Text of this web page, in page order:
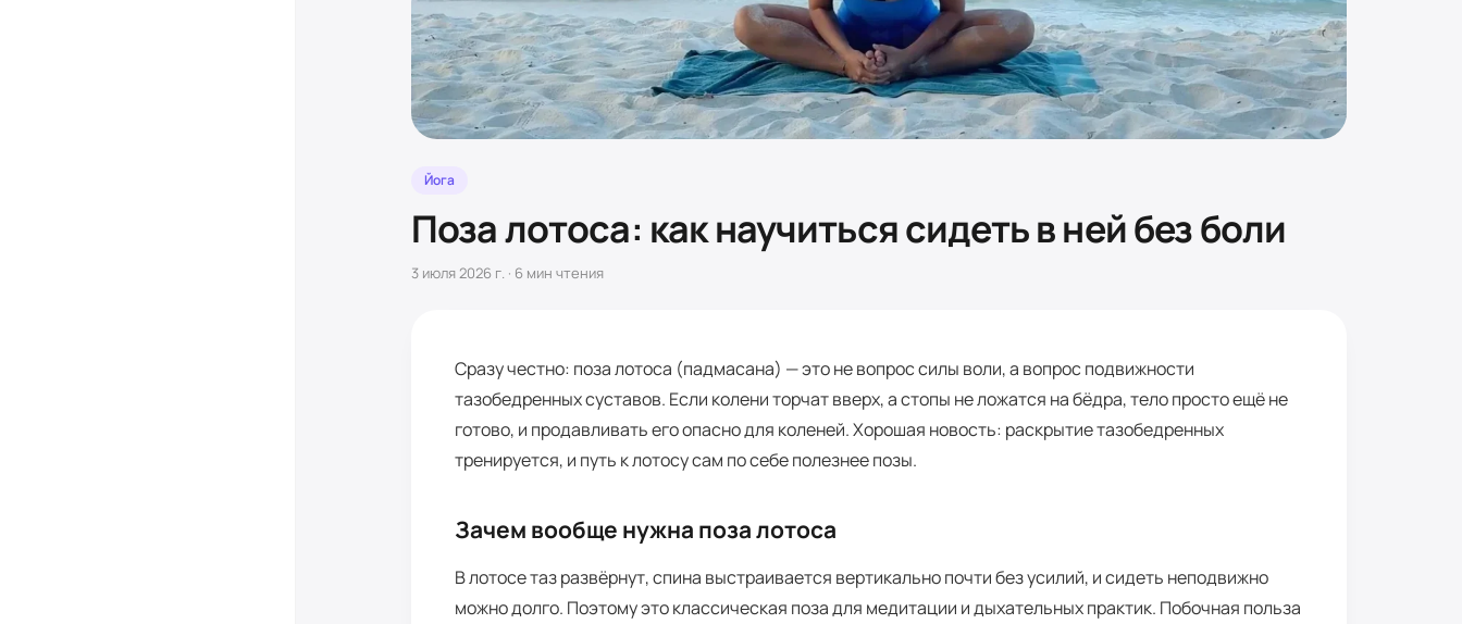
Йога
Поза лотоса: как научиться сидеть в ней без боли
3 июля 2026 г. · 6 мин чтения
Сразу честно: поза лотоса (падмасана) — это не вопрос силы воли, а вопрос подвижности
тазобедренных суставов. Если колени торчат вверх, а стопы не ложатся на бёдра, тело просто ещё не
готово, и продавливать его опасно для коленей. Хорошая новость: раскрытие тазобедренных
тренируется, и путь к лотосу сам по себе полезнее позы.
Зачем вообще нужна поза лотоса
В лотосе таз развёрнут, спина выстраивается вертикально почти без усилий, и сидеть неподвижно
можно долго. Поэтому это классическая поза для медитации и дыхательных практик. Побочная польза